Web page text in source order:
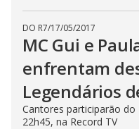
DO R7/17/05/2017
MC Gui e
enfrentam
Legendários
Cantores participarão do
22h45, na Record TV